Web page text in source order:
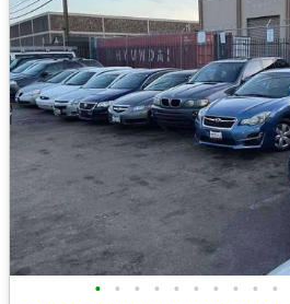
• • • • • • • • • •